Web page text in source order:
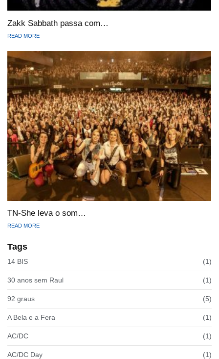
Zakk Sabbath passa com…
READ MORE
TN-She leva o som…
READ MORE
Tags
14 BIS (1)
30 anos sem Raul (1)
92 graus (5)
A Bela e a Fera (1)
AC/DC (1)
AC/DC Day (1)